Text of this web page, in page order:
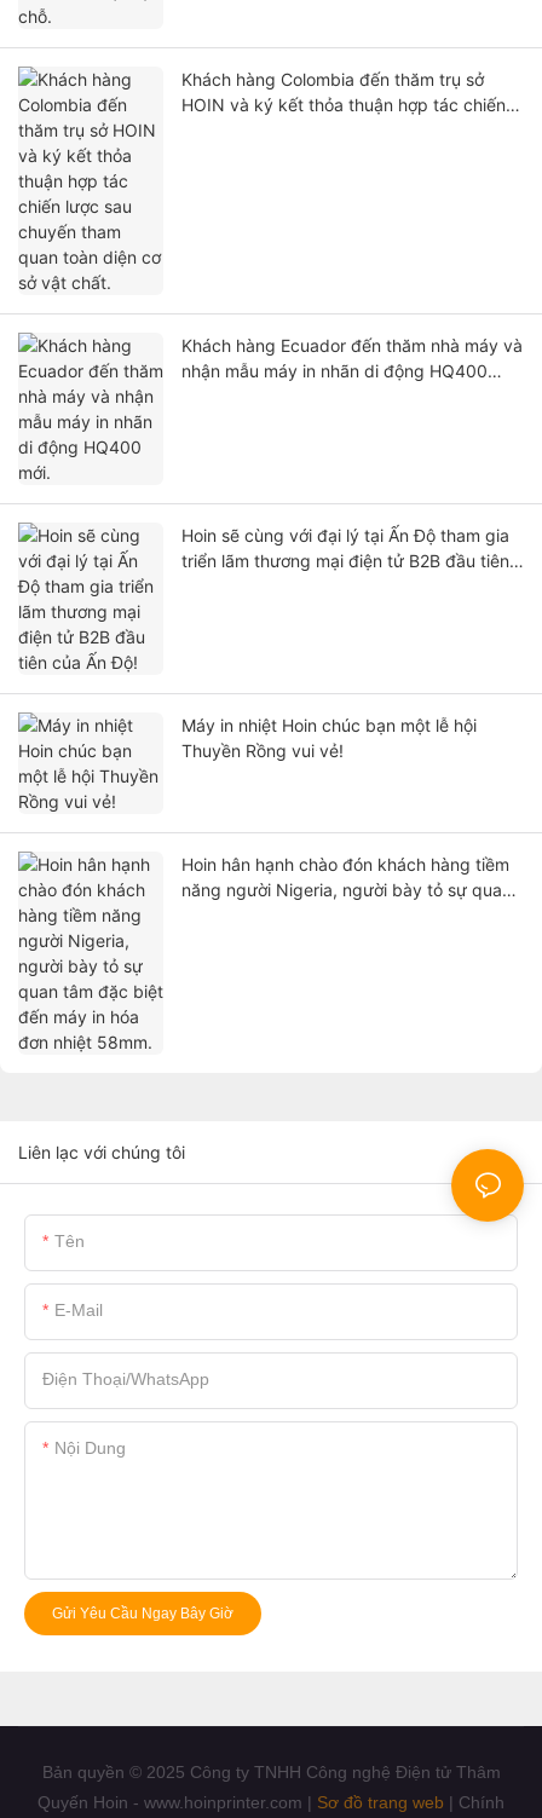
Khách hàng Colombia đến thăm trụ sở
HOIN và ký kết thỏa thuận hợp tác chiến
Khách hàng Ecuador đến thăm nhà máy và
nhận mẫu máy in nhãn di động HQ400
Hoin sẽ cùng với đại lý tại Ấn Độ tham gia
triển lãm thương mại điện tử B2B đầu tiên
Máy in nhiệt Hoin chúc bạn một lễ hội
Thuyền Rồng vui vẻ!
Hoin hân hạnh chào đón khách hàng tiềm
năng người Nigeria, người bày tỏ sự quan
Liên lạc với chúng tôi
Tên
E-Mail
Điện Thoại/whatsApp
Nội Dung
Gửi Yêu Cầu Ngay Bây Giờ
Bản quyền © 2025 Công ty TNHH Công nghệ Điện tử Thâm
Quyến Hoin - www.hoinprinter.com | Sơ đồ trang web | Chính